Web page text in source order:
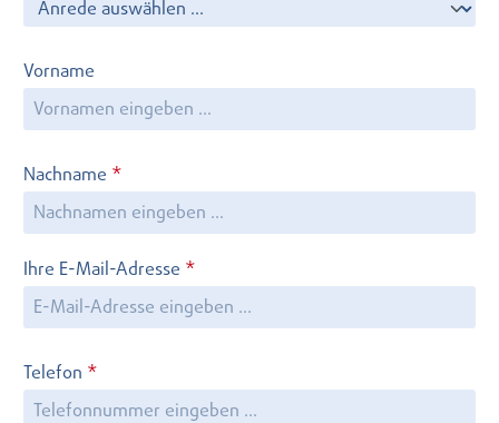
Vorname
Nachname *
Ihre E-Mail-Adresse *
Telefon *